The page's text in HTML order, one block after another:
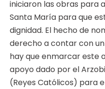
iniciaron las obras para
Santa María para que
dignidad. El hecho de
derecho a contar con
hay que enmarcar este
apoyo dado por el
(Reyes Católicos) para